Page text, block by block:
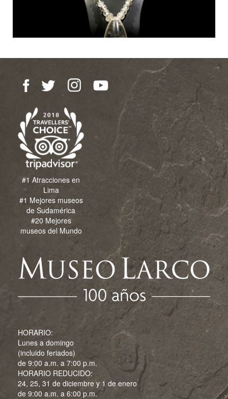
#1 Atracciones en
Lima
#1 Mejores museos
de Sudamérica
#20 Mejores
museos del Mundo
HORARIO:
Lunes a domingo
(incluido feriados)
de 9:00 a.m. a 7:00 p.m.
HORARIO REDUCIDO:
24, 25, 31 de diciembre y 1 de enero
de 9:00 a.m. a 6:00 p.m.